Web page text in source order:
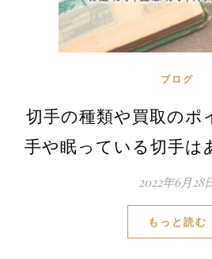
ブログ
切手の種類や買取の
手や眠っている切手は
2022年6月28
もっと読む